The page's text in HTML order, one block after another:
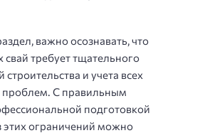
важно осознавать, что
требует тщательного
строительства и учета всех
проблем. С правильным
подготовкой
этих ограничений можно